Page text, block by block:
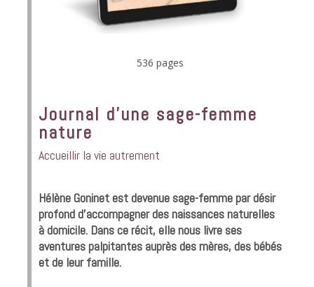
536 pages
Journal d’une sage-femme
nature
Accueillir la vie autrement
Hélène Goninet est devenue sage-femme par désir
profond d’accompagner des naissances naturelles
à domicile. Dans ce récit, elle nous livre ses
aventures palpitantes auprès des mères, des bébés
et de leur famille.